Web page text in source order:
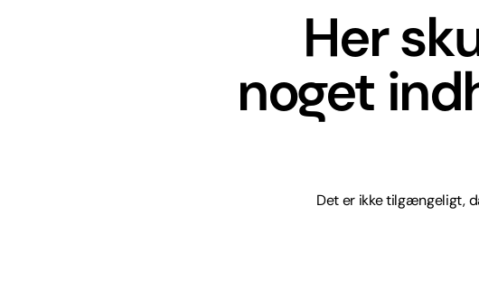
Her
noget
Det er ikke tilgængeligt,